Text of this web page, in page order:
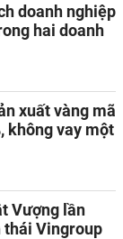
doanh nghiệp
hai doanh
xuất vàng mã
không vay một
Vượng lần
thái Vingroup